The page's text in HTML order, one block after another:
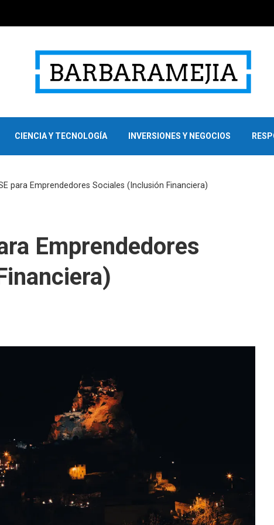
CIENCIA Y TECNOLOGÍA INVERSIONES Y NEGOCIOS
para Emprendedores Sociales (Inclusión Financiera)
Emprendedores